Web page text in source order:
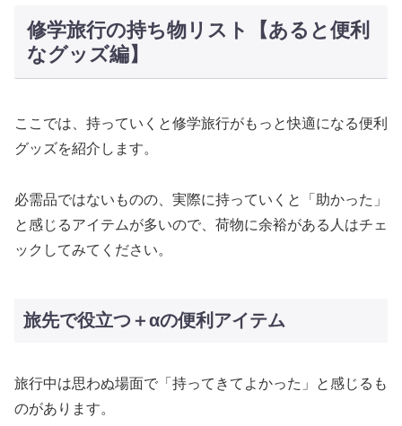
修学旅行の持ち物リスト【あると便利
なグッズ編】
ここでは、持っていくと修学旅行がもっと快適になる便利
グッズを紹介します。
必需品ではないものの、実際に持っていくと「助かった」
と感じるアイテムが多いので、荷物に余裕がある人はチェ
ックしてみてください。
旅先で役立つ＋αの便利アイテム
旅行中は思わぬ場面で「持ってきてよかった」と感じるも
のがあります。